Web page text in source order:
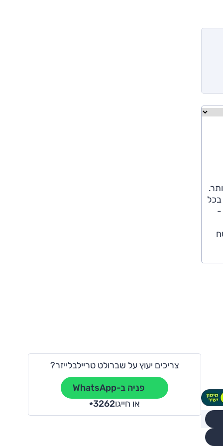
בכל
מוקרן 8 אינץ' -
צריכים יעוץ על שברולט טריילבלייזר?
פניה ב-WhatsApp
או חייגו
*3262